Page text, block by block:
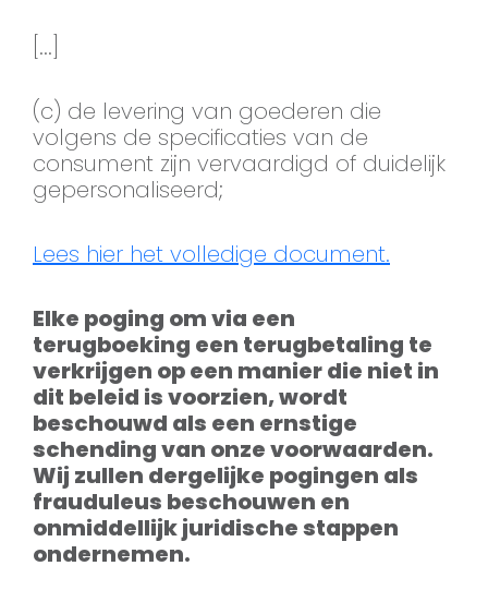
[...]
(c) de levering van goederen die
volgens de specificaties van de
consument zijn vervaardigd of duidelijk
gepersonaliseerd;
Lees hier het volledige document.
Elke poging om via een
terugboeking een terugbetaling te
verkrijgen op een manier die niet in
dit beleid is voorzien, wordt
beschouwd als een ernstige
schending van onze voorwaarden.
Wij zullen dergelijke pogingen als
frauduleus beschouwen en
onmiddellijk juridische stappen
ondernemen.